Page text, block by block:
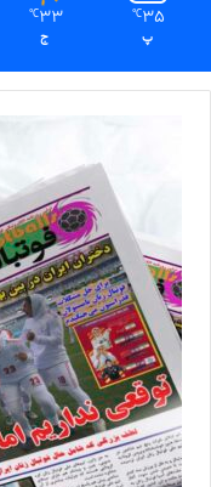
35
℃
پ
33
℃
ج